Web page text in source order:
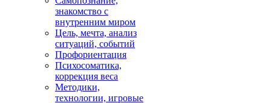
знакомство с
внутренним миром
Цель, мечта, анализ
ситуаций, событий
Профориентация
Психосоматика,
коррекция веса
Методики,
технологии, игровые